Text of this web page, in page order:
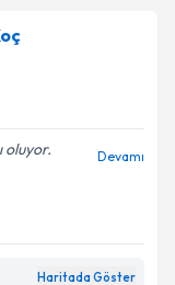
oluyor.
Devamı
Haritada Göster